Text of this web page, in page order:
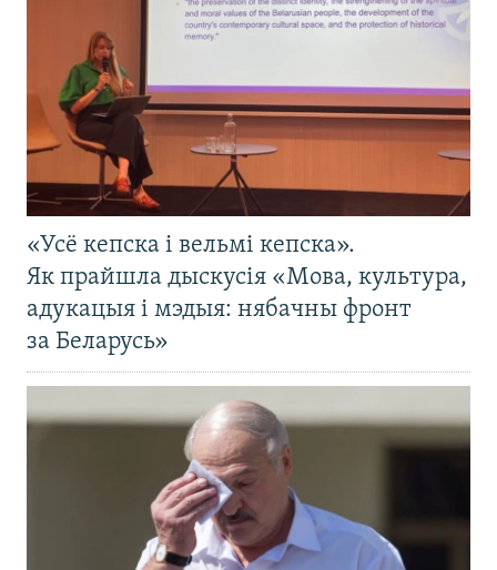
«Усё кепска і вельмі кепска».
Як прайшла дыскусія «Мова, культура,
адукацыя і мэдыя: нябачны фронт
за Беларусь»